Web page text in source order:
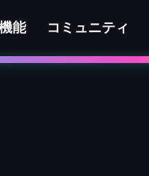
能 コミュニティ